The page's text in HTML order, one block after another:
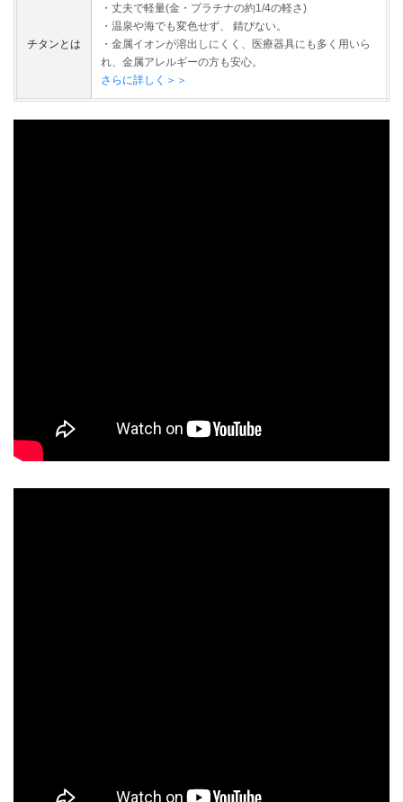
チタンとは
・丈夫で軽量(金・プラチナの約1/4の軽さ)
・温泉や海でも変色せず、 錆びない。
・金属イオンが溶出しにくく、医療器具にも多く用いら
れ、金属アレルギーの方も安心。
さらに詳しく＞＞